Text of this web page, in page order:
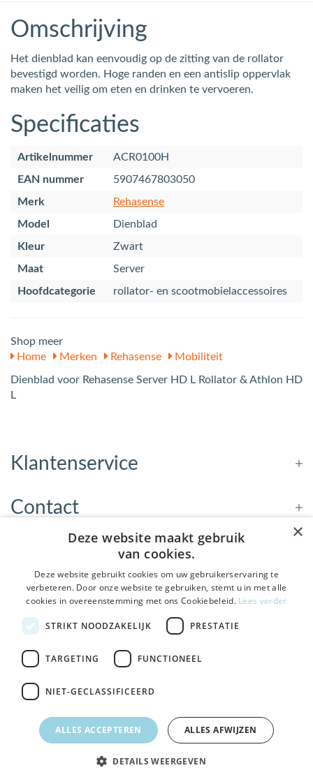
Omschrijving
Het dienblad kan eenvoudig op de zitting van de rollator
bevestigd worden. Hoge randen en een antislip oppervlak
maken het veilig om eten en drinken te vervoeren.
Specificaties
Artikelnummer
ACR0100H
EAN nummer
5907467803050
Merk
Rehasense
Model
Dienblad
Kleur
Zwart
Maat
Server
Hoofdcategorie
rollator- en scootmobielaccessoires
Shop meer
Home
Merken Rehasense Mobiliteit
Dienblad voor Rehasense Server HD L Rollator & Athlon HD
L
Klantenservice
Contact
Openingstijden
Nieuwsbrief
Bezoek de winkel in Sneek, Bolswarderbaan 3C
Gratis verzendingvanaf € 75
×
Deze website maakt gebruik
van cookies.
Deze website gebruikt cookies om uw gebruikerservaring te
verbeteren. Door onze website te gebruiken, stemt u in met alle
cookies in overeenstemming met ons Cookiebeleid. Lees verder
STRIKT NOODZAKELIJK PRESTATIE
TARGETING FUNCTIONEEL
NIET-GECLASSIFICEERD
ALLES ACCEPTEREN ALLES AFWIJZEN
DETAILS WEERGEVEN
De Welzijnwinkel in je
inbox
Geen spam, geen verkooppraatjes — gewoon fijne
updates over hulpmiddelen die echt iets toevoegen.
Ja leuk! Schrijf me in